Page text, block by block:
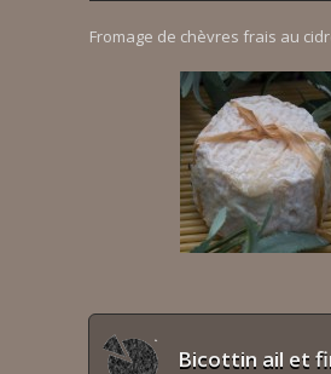
Fromage de chèvres frais au
Bicottin ail et